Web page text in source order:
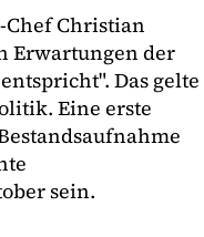
Chef Christian
Erwartungen der
Das gelte
Eine erste
sein.